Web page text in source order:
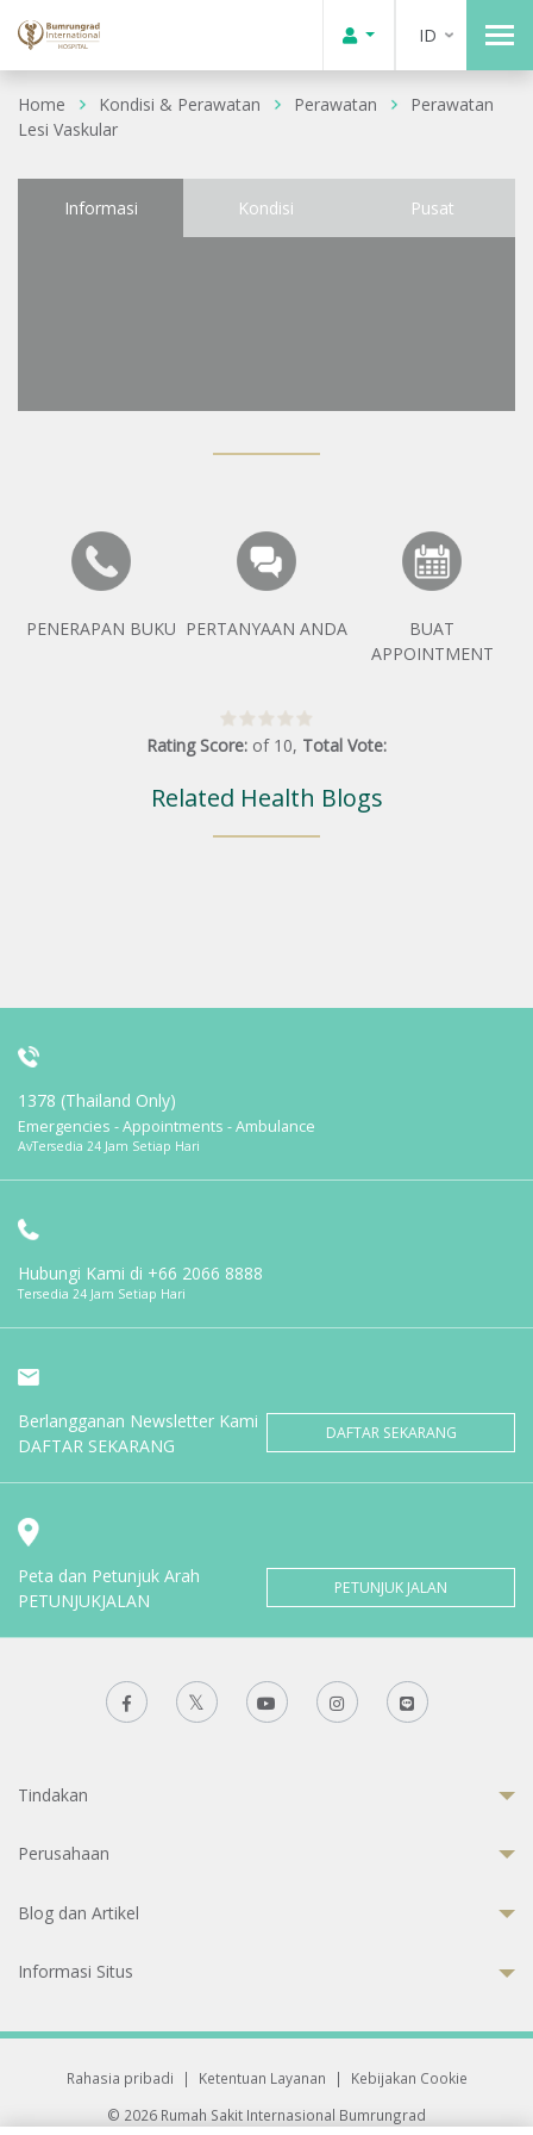
ID
Home Kondisi & Perawatan Perawatan
Perawatan
Lesi Vaskular
Informasi Kondisi Pusat
PENERAPAN BUKU PERTANYAAN ANDA
BUAT
APPOINTMENT
Rating Score: of 10, Total Vote:
Related Health Blogs
1378 (Thailand Only)
Emergencies - Appointments - Ambulance
AvTersedia 24 Jam Setiap Hari
Hubungi Kami di +66 2066 8888
Tersedia 24 Jam Setiap Hari
Berlangganan Newsletter Kami
DAFTAR SEKARANG
DAFTAR SEKARANG
Peta dan Petunjuk Arah
PETUNJUKJALAN
PETUNJUK JALAN
Tindakan
Perusahaan
Blog dan Artikel
Informasi Situs
Rahasia pribadi | Ketentuan Layanan |
Kebijakan Cookie
© 2026 Rumah Sakit Internasional Bumrungrad